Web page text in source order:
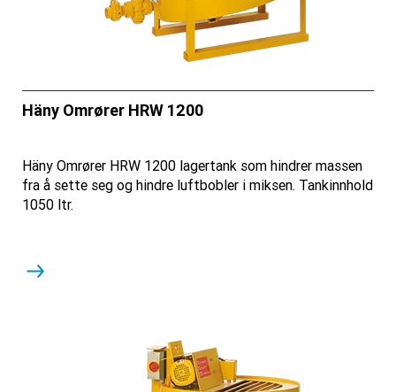
Häny Omrører HRW 1200
Häny Omrører HRW 1200 lagertank som hindrer massen
fra å sette seg og hindre luftbobler i miksen. Tankinnhold
1050 ltr.